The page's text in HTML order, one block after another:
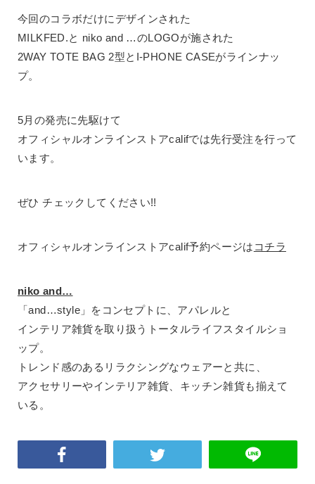
今回のコラボだけにデザインされた
MILKFED.と niko and …のLOGOが施された
2WAY TOTE BAG 2型とI-PHONE CASEがラインナッ
プ。
5月の発売に先駆けて
オフィシャルオンラインストアcalifでは先行受注を行って
います。
ぜひ チェックしてください!!
オフィシャルオンラインストアcalif予約ページは コチラ
niko and…
「and…style」をコンセプトに、アパレルと
インテリア雑貨を取り扱うトータルライフスタイルショ
ップ。
トレンド感のあるリラクシングなウェアーと共に、
アクセサリーやインテリア雑貨、キッチン雑貨も揃えて
いる。